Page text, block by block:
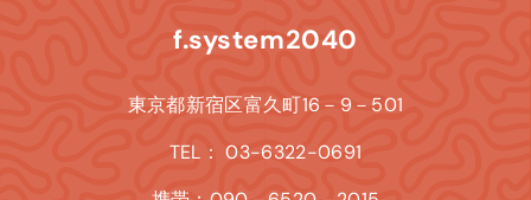
f.system2040
東京都新宿区富久町16－9－501
TEL： 03-6322-0691